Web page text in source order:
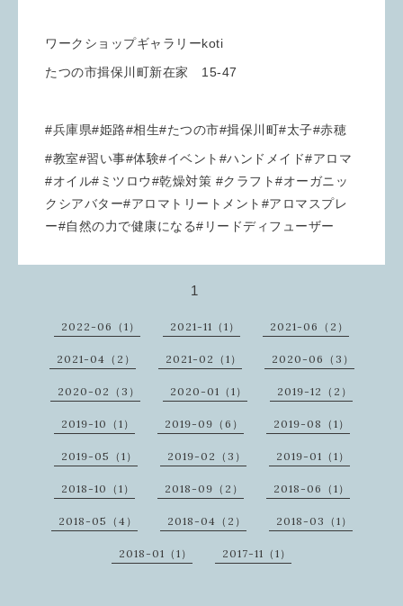
ワークショップギャラリーkoti
たつの市揖保川町新在家 15-47
#兵庫県#姫路#相生#たつの市#揖保川町#太子#赤穂
#教室#習い事#体験#イベント#ハンドメイド#アロマ
#オイル#ミツロウ#乾燥対策 #クラフト#オーガニッ
クシアバター#アロマトリートメント#アロマスプレ
ー#自然の力で健康になる#リードディフューザー
1
2022-06（1） 2021-11（1） 2021-06（2）
2021-04（2） 2021-02（1） 2020-06（3）
2020-02（3） 2020-01（1） 2019-12（2）
2019-10（1） 2019-09（6） 2019-08（1）
2019-05（1） 2019-02（3） 2019-01（1）
2018-10（1） 2018-09（2） 2018-06（1）
2018-05（4） 2018-04（2） 2018-03（1）
2018-01（1） 2017-11（1）